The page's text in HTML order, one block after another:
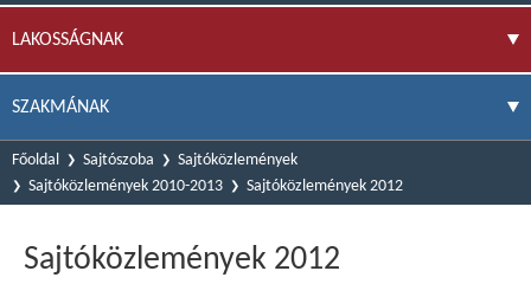
LAKOSSÁGNAK
SZAKMÁNAK
Főoldal Sajtószoba
Sajtóközlemények
Sajtóközlemények 2010-2013
Sajtóközlemények 2012
Sajtóközlemények 2012